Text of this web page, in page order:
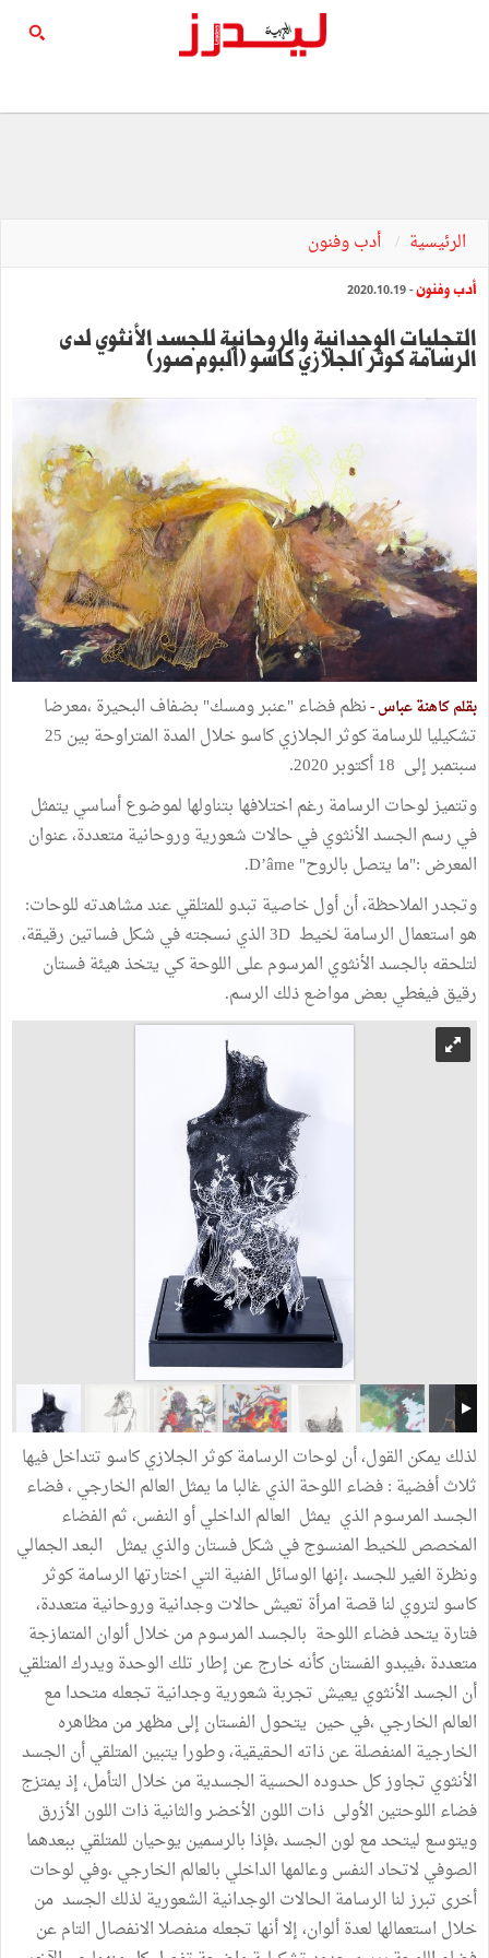
الرئيسية أدب وفنون
أدب وفنون- 2020.10.19
التجليات الوجدانية والروحانية للجسد الأنثوي لدى
الرسامة كوثر الجلازي كاسو (ألبوم صور)
بقلم كاهنة عباس -نظم فضاء "عنبر ومسك" بضفاف البحيرة ،معرضا
تشكيليا للرسامة كوثر الجلازي كاسو خلال المدة المتراوحة بين 25
سبتمبر إلى 18 أكتوبر 2020.
وتتميز لوحات الرسامة رغم اختلافها بتناولها لموضوع أساسي يتمثل
في رسم الجسد الأنثوي في حالات شعورية وروحانية متعددة، عنوان
المعرض :"ما يتصل بالروح" D’âme.
وتجدر الملاحظة، أن أول خاصية تبدو للمتلقي عند مشاهدته للوحات:
هو استعمال الرسامة لخيط 3D الذي نسجته في شكل فساتين رقيقة،
لتلحقه بالجسد الأنثوي المرسوم على اللوحة كي يتخذ هيئة فستان
رقيق فيغطي بعض مواضع ذلك الرسم.
لذلك يمكن القول، أن لوحات الرسامة كوثر الجلازي كاسو تتداخل فيها
ثلاث أفضية : فضاء اللوحة الذي غالبا ما يمثل العالم الخارجي ، فضاء
الجسد المرسوم الذي يمثل العالم الداخلي أو النفس، ثم الفضاء
المخصص للخيط المنسوج في شكل فستان والذي يمثل البعد الجمالي
ونظرة الغير للجسد ،إنها الوسائل الفنية التي اختارتها الرسامة كوثر
كاسو لتروي لنا قصة امرأة تعيش حالات وجدانية وروحانية متعددة،
فتارة يتحد فضاء اللوحة بالجسد المرسوم من خلال ألوان المتمازجة
متعددة ،فيبدو الفستان كأنه خارج عن إطار تلك الوحدة ويدرك المتلقي
أن الجسد الأنثوي يعيش تجربة شعورية وجدانية تجعله متحدا مع
العالم الخارجي ،في حين يتحول الفستان إلى مظهر من مظاهره
الخارجية المنفصلة عن ذاته الحقيقية، وطورا يتبين المتلقي أن الجسد
الأنثوي تجاوز كل حدوده الحسية الجسدية من خلال التأمل، إذ يمتزج
فضاء اللوحتين الأولى ذات اللون الأخضر والثانية ذات اللون الأزرق
ويتوسع ليتحد مع لون الجسد ،فإذا بالرسمين يوحيان للمتلقي ببعدهما
الصوفي لاتحاد النفس وعالمها الداخلي بالعالم الخارجي ،وفي لوحات
أخرى تبرز لنا الرسامة الحالات الوجدانية الشعورية لذلك الجسد من
خلال استعمالها لعدة ألوان، إلا أنها تجعله منفصلا الانفصال التام عن